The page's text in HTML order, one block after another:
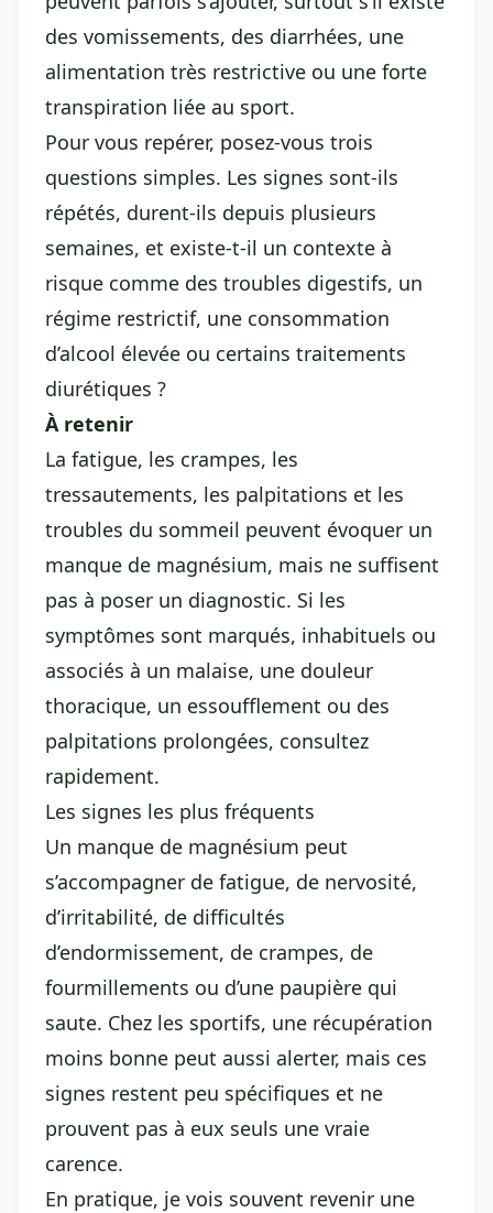
des vomissements, des diarrhées, une
alimentation très restrictive ou une forte
transpiration liée au sport.
Pour vous repérer, posez-vous trois
questions simples. Les signes sont-ils
répétés, durent-ils depuis plusieurs
semaines, et existe-t-il un contexte à
risque comme des troubles digestifs, un
régime restrictif, une consommation
d’alcool élevée ou certains traitements
diurétiques ?
À retenir
La fatigue, les crampes, les
tressautements, les palpitations et les
troubles du sommeil peuvent évoquer un
manque de magnésium, mais ne suffisent
pas à poser un diagnostic. Si les
symptômes sont marqués, inhabituels ou
associés à un malaise, une douleur
thoracique, un essoufflement ou des
palpitations prolongées, consultez
rapidement.
Les signes les plus fréquents
Un manque de magnésium peut
s’accompagner de fatigue, de nervosité,
d’irritabilité, de difficultés
d’endormissement, de crampes, de
fourmillements ou d’une paupière qui
saute. Chez les sportifs, une récupération
moins bonne peut aussi alerter, mais ces
signes restent peu spécifiques et ne
prouvent pas à eux seuls une vraie
carence.
En pratique, je vois souvent revenir une